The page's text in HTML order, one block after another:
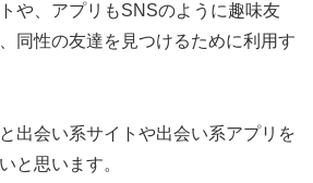
や、アプリもSNSのように趣味友
同性の友達を見つけるために利用す
出会い系サイトや出会い系アプリを
と思います。